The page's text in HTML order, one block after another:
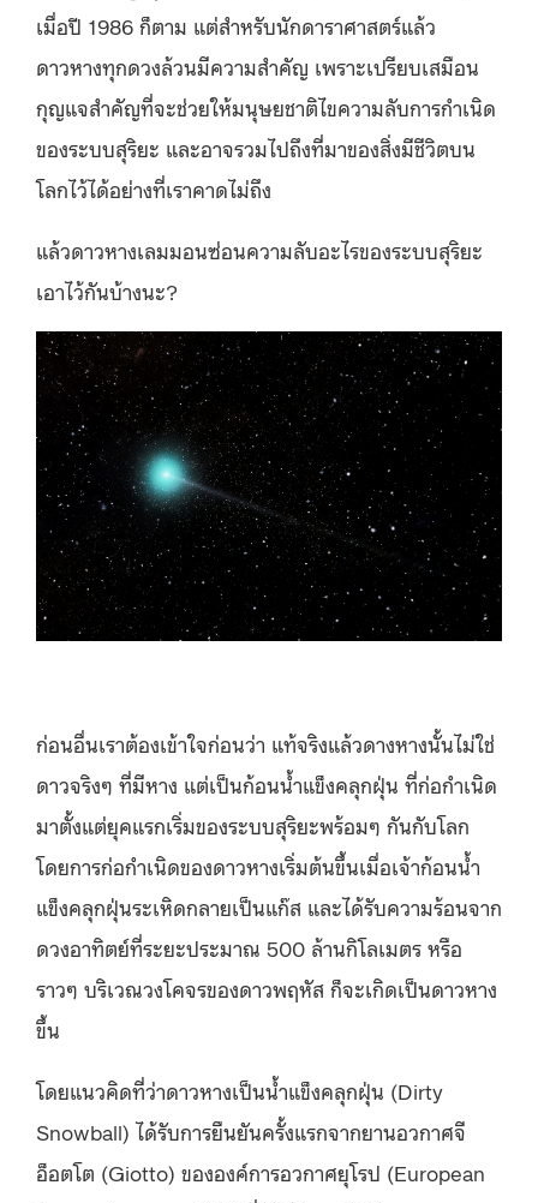
เมื่อปี 1986 ก็ตาม แต่สำหรับนักดาราศาสตร์แล้ว
ดาวหางทุกดวงล้วนมีความสำคัญ เพราะเปรียบเสมือน
กุญแจสำคัญที่จะช่วยให้มนุษยชาติไขความลับการกำเนิด
ของระบบสุริยะ และอาจรวมไปถึงที่มาของสิ่งมีชีวิตบน
โลกไว้ได้อย่างที่เราคาดไม่ถึง
แล้วดาวหางเลมมอนซ่อนความลับอะไรของระบบสุริยะ
เอาไว้กันบ้างนะ?
ก่อนอื่นเราต้องเข้าใจก่อนว่า แท้จริงแล้วดางหางนั้นไม่ใช่
ดาวจริงๆ ที่มีหาง แต่เป็นก้อนน้ำแข็งคลุกฝุ่น ที่ก่อกำเนิด
มาตั้งแต่ยุคแรกเริ่มของระบบสุริยะพร้อมๆ กันกับโลก
โดยการก่อกำเนิดของดาวหางเริ่มต้นขึ้นเมื่อเจ้าก้อนน้ำ
แข็งคลุกฝุ่นระเหิดกลายเป็นแก๊ส และได้รับความร้อนจาก
ดวงอาทิตย์ที่ระยะประมาณ 500 ล้านกิโลเมตร หรือ
ราวๆ บริเวณวงโคจรของดาวพฤหัส ก็จะเกิดเป็นดาวหาง
ขึ้น
โดยแนวคิดที่ว่าดาวหางเป็นน้ำแข็งคลุกฝุ่น (Dirty
Snowball) ได้รับการยืนยันครั้งแรกจากยานอวกาศจี
อ็อตโต (Giotto) ขององค์การอวกาศยุโรป (European